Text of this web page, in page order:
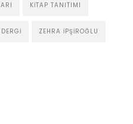
KITAP TANITIMI
ZEHRA İPŞIROĞLU